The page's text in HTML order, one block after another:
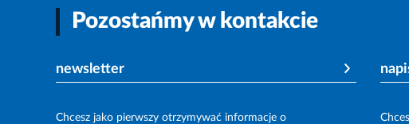
Pozostańmy w kontakcie
newsletter
Chcesz jako pierwszy otrzymywać informacje o